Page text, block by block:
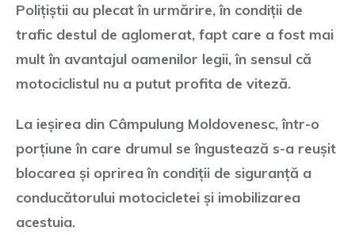
Polițiștii au plecat în urmărire, în condiții de
trafic destul de aglomerat, fapt care a fost mai
mult în avantajul oamenilor legii, în sensul că
motociclistul nu a putut profita de viteză.
La ieșirea din Câmpulung Moldovenesc, într-o
porțiune în care drumul se îngustează s-a reușit
blocarea și oprirea în condiții de siguranță a
conducătorului motocicletei și imobilizarea
acestuia.